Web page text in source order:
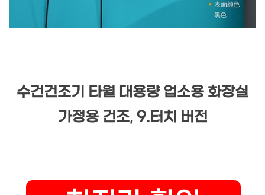
수건건조기 타월 대용량 업소용 화장실
가정용 건조, 9.터치 버전